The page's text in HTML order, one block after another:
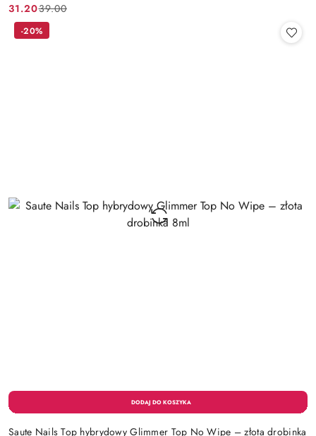
Cena
promocyjna:
31.20
Cena
przed
39.00
Saute Nails Top hybrydowy Glimmer Top No Wipe – złota drobinka
-20%